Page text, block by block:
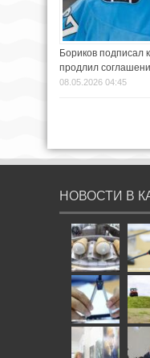
Бориков подписал
продлил
08.05.2026 04:45
НОВОСТИ В